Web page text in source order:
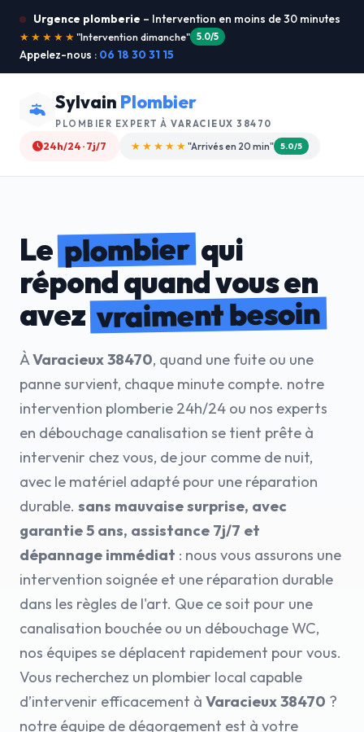
Urgence plomberie – Intervention en moins de 30 minutes
★★★★★"Service ultra rapide !" 5.0/5
Appelez-nous : 06 18 30 31 15
Sylvain Plombier
PLOMBIER EXPERT À VARACIEUX 38470
24h/24 · 7j/7 ★★★★☆ "Devis gratuit" 4.8/5
Leplombierqui
répond quand vous en
avezvraiment besoin
ÀVaracieux 38470, quand une fuite ou une
panne survient, chaque minute compte. notre
intervention plomberie 24h/24 ou nos experts
en débouchage canalisation se tient prête à
intervenir chez vous, de jour comme de nuit,
avec le matériel adapté pour une réparation
durable. sans mauvaise surprise, avec
garantie 5 ans, assistance 7j/7 et
dépannage immédiat : nous vous assurons une
intervention soignée et une réparation durable
dans les règles de l'art. Que ce soit pour une
canalisation bouchée ou un débouchage WC,
nos équipes se déplacent rapidement pour vous.
Vous recherchez un plombier local capable
d’intervenir efficacement à Varacieux 38470 ?
notre équipe de dégorgement est à votre